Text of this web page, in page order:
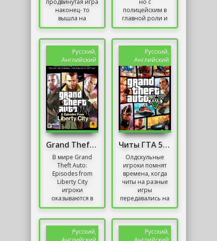
продвинутая игра
наконец- то
вышла на
радость всем
ходе
прохождения
квестов и не
только, все...
но с
полицейским в
главной роли и
на мотив
раз, игроки
переместятся...
Русский,
Английский
Grand Theft Auto 4 (GTA 4)
В мире Grand
Theft Auto:
Episodes from
Liberty City
игроки
оказываются в
центре двух
из которых
предоставляет...
Русский,
Английский
Читы ГТА 5 На Деньги
Олдскульные
игроки помнят
времена, когда
читы на разные
игры
передавались на
листах А4 от
нужно было
аккуратно...
Русский,
Русский,